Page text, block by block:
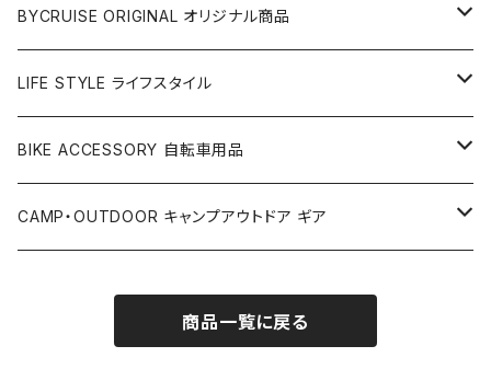
BYCRUISE ORIGINAL オリジナル商品
アパレル
ベルト
Tシャツ
アクセサリー
キーホルダー
PET COLLECTION ペット用品
アウターケーブル
LIFE STYLE ライフスタイル
雑貨
カップ＆グラス
アパレル
スマートフォンケース
BIKE ACCESSORY 自転車用品
アクセサリー
CAMP・OUTDOOR キャンプアウトドア ギア
ソーラーパネル
商品一覧に戻る